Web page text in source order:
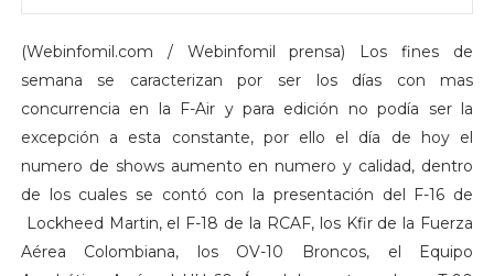
(Webinfomil.com / Webinfomil prensa) Los fines de
semana se caracterizan por ser los días con mas
concurrencia en la F-Air y para edición no podía ser la
excepción a esta constante, por ello el día de hoy el
numero de shows aumento en numero y calidad, dentro
de los cuales se contó con la presentación del F-16 de
Lockheed Martin, el F-18 de la RCAF, los Kfir de la Fuerza
Aérea Colombiana, los OV-10 Broncos, el Equipo